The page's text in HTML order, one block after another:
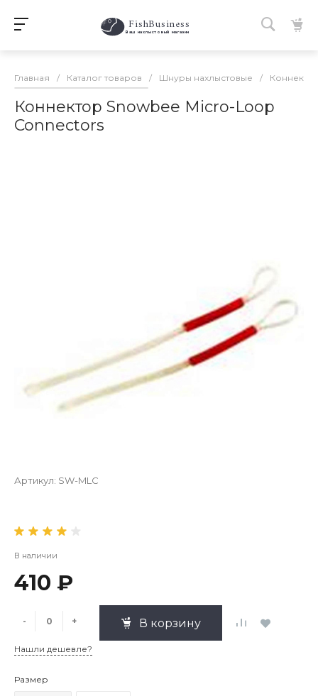
FishBusiness
Ваш нахлыстовый магазин
Главная / Каталог товаров / Шнуры нахлыстовые /
Коннектор Snowbee Micro-Loop
Connectors
Артикул: SW-MLC
В наличии
410 ₽
- + В корзину
Нашли дешевле?
Размер